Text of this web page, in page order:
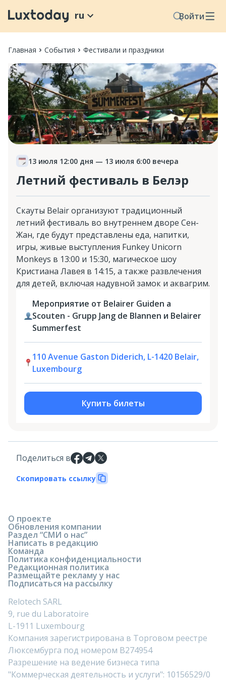
Войти
ru
Главная События Фестивали и праздники
13 июля 12:00 дня — 13 июля 6:00 вечера
Летний фестиваль в Белэр
Скауты Belair организуют традиционный
летний фестиваль во внутреннем дворе Сен-
Жан, где будут представлены еда, напитки,
игры, живые выступления Funkey Unicorn
Monkeys в 13:00 и 15:30, магическое шоу
Кристиана Лавея в 14:15, а также развлечения
для детей, включая надувной замок и аквагрим.
Мероприятие от Belairer Guiden a
Scouten - Grupp Jang de Blannen и Belairer
Summerfest
110 Avenue Gaston Diderich, L-1420 Belair,
Luxembourg
Купить билеты
Поделиться в
Скопировать ссылку
О проекте
Обновления компании
Раздел “СМИ о нас”
Написать в редакцию
Команда
Политика конфиденциальности
Редакционная политика
Размещайте рекламу у нас
Подписаться на рассылку
Relotech SARL
9, rue du Laboratoire
L-1911 Luxembourg
Компания зарегистрирована в Торговом реестре
Люксембурга под номером B274954
Разрешение на ведение бизнеса типа
"Коммерческая деятельность и услуги": 10156529/0